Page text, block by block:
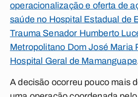
operacionalização e oferta de
saúde no Hospital Estadual de
Trauma Senador Humberto
Metropolitano Dom José Maria
Hospital Geral de Mamanguape
A decisão ocorreu pouco mais